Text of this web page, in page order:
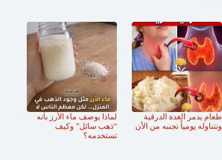
طعام يدمر الغدة الدرقية
وتتناوله يومياً تجنبه من الأن
لماذا يوصف ماء الأرز بأنه
“ذهب سائل” وكيف
تستخدمه؟